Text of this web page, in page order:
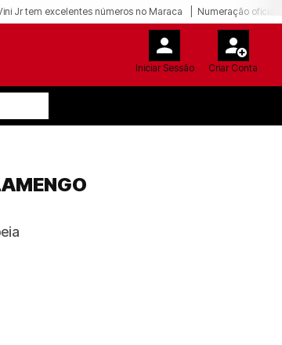
Jr tem excelentes números no Maraca Numeração oficial
Iniciar Sessão Criar Conta